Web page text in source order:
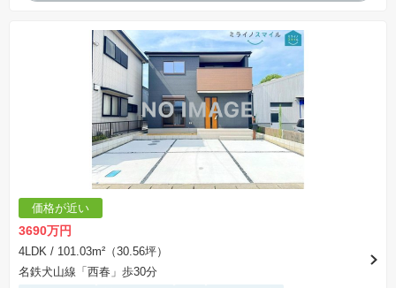
価格が近い
3690万円
4LDK / 101.03m²（30.56坪）
名鉄犬山線「西春」歩30分